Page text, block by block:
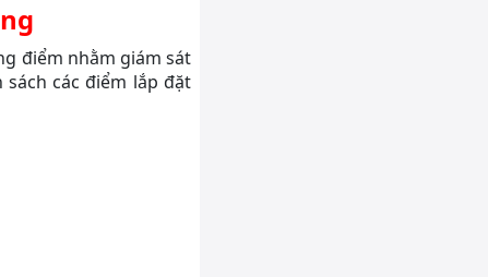
điểm nhằm giám sát
các điểm lắp đặt